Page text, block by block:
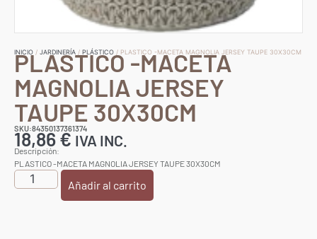
INICIO / JARDINERÍA / PLÁSTICO / PLASTICO -MACETA MAGNOLIA JERSEY TAUPE 30X30CM
PLASTICO -MACETA
MAGNOLIA JERSEY
TAUPE 30X30CM
SKU:84350137361374
18,86€ IVA INC.
Descripción:
PLASTICO -MACETA MAGNOLIA JERSEY TAUPE 30X30CM
Añadir al carrito